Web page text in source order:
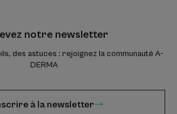
notre newsletter
des astuces : rejoignez la communauté A-
DERMA
à la newsletter